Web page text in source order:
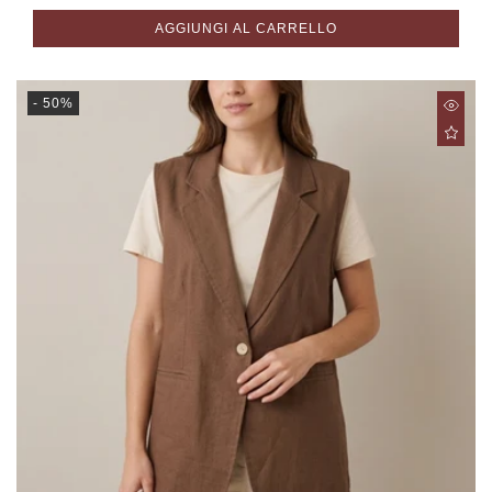
AGGIUNGI AL CARRELLO
- 50%